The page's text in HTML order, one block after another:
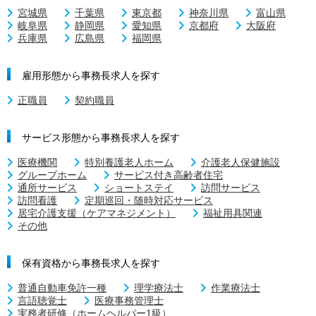
宮城県 千葉県 東京都 神奈川県
富山県
岐阜県
静岡県 愛知県 京都府
大阪府
兵庫県
広島県 福岡県
雇用形態から事務長求人を探す
正職員 契約職員
サービス形態から事務長求人を探す
医療機関 特別養護老人ホーム
介護老人保健施設
グループホーム
サービス付き高齢者住宅
通所サービス
ショートステイ
訪問サービス
訪問看護
定期巡回・随時対応サービス
居宅介護支援（ケアマネジメント）
福祉用具関連
その他
保有資格から事務長求人を探す
普通自動車免許一種 理学療法士
作業療法士
言語聴覚士
医療事務管理士
実務者研修（ホームヘルパー1級）